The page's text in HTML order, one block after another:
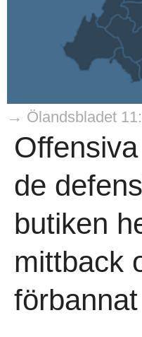
→ Ölandsbladet
de
butiken
mittback